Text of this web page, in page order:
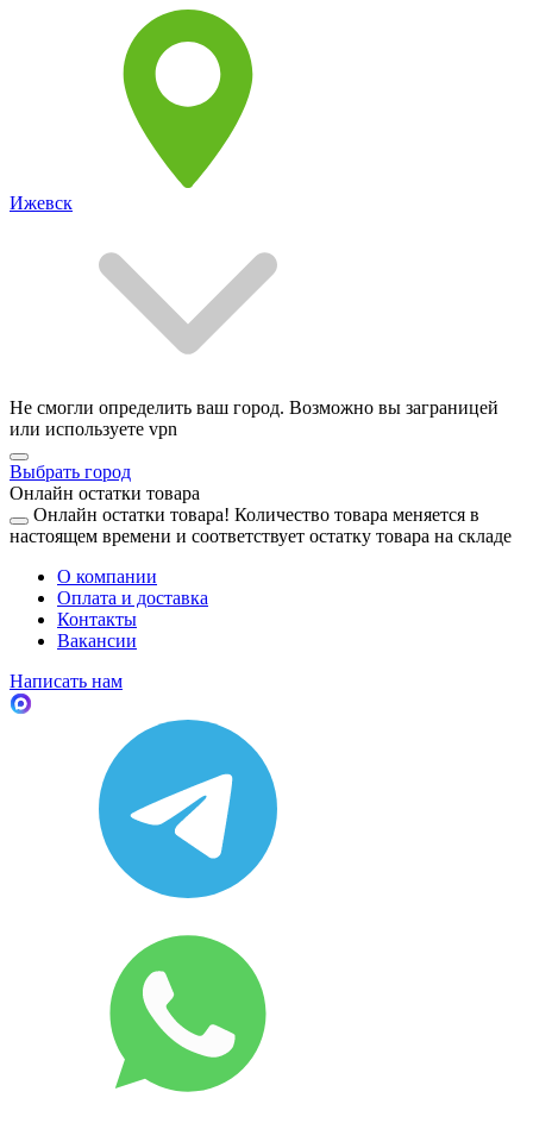
Ижевск
Не смогли определить ваш город. Возможно вы заграницей
или используете vpn
Выбрать город
Онлайн остатки товара
Онлайн остатки товара! Количество товара меняется в
настоящем времени и соответствует остатку товара на складе
О компании
Оплата и доставка
Контакты
Вакансии
Написать нам